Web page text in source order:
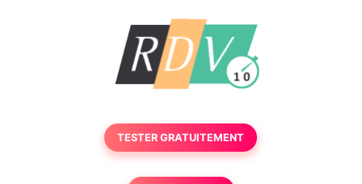
TESTER GRATUITEMENT